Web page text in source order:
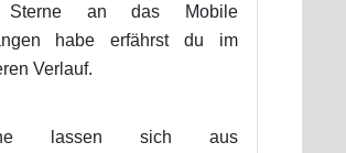
an das Mobile
habe erfährst du im
Verlauf.
lassen sich aus